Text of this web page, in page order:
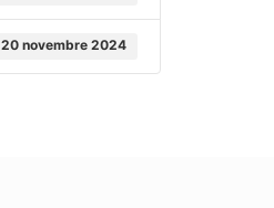
20 novembre 2024